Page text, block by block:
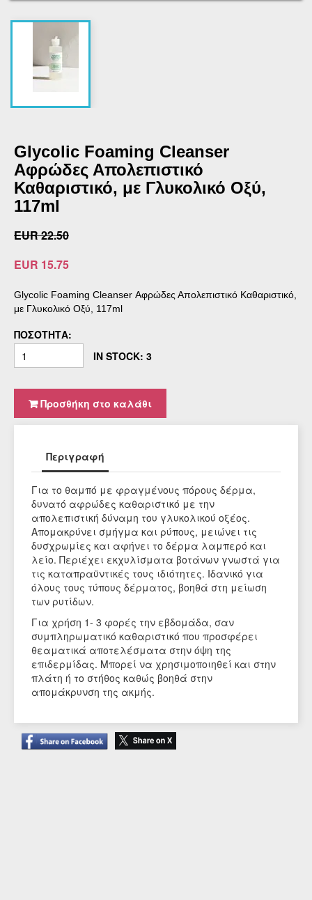
Glycolic Foaming Cleanser
Αφρώδες Απολεπιστικό
Καθαριστικό, με Γλυκολικό Οξύ,
117ml
EUR 22.50
EUR 15.75
Glycolic Foaming Cleanser Αφρώδες Απολεπιστικό Καθαριστικό,
με Γλυκολικό Οξύ, 117ml
ΠΟΣΌΤΗΤΑ:
IN STOCK: 3
Προσθήκη στο καλάθι
Περιγραφή
Για το θαμπό με φραγμένους πόρους δέρμα,
δυνατό αφρώδες καθαριστικό με την
απολεπιστική δύναμη του γλυκολικού οξέος.
Απομακρύνει σμήγμα και ρύπους, μειώνει τις
δυσχρωμίες και αφήνει το δέρμα λαμπερό και
λείο. Περιέχει εκχυλίσματα βοτάνων γνωστά για
τις καταπραϋντικές τους ιδιότητες. Ιδανικό για
όλους τους τύπους δέρματος, βοηθά στη μείωση
των ρυτίδων.
Για χρήση 1- 3 φορές την εβδομάδα, σαν
συμπληρωματικό καθαριστικό που προσφέρει
θεαματικά αποτελέσματα στην όψη της
επιδερμίδας. Μπορεί να χρησιμοποιηθεί και στην
πλάτη ή το στήθος καθώς βοηθά στην
απομάκρυνση της ακμής.